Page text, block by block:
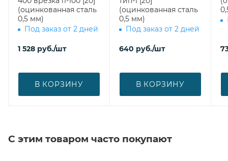
(оцинкованная сталь
0,5 мм)
Под заказ от 2 дней
1 528 руб./шт
В КОРЗИНУ
(оцинкованная сталь
0,5 мм)
Под заказ от 2 дней
640 руб./шт
В КОРЗИНУ
С этим товаром часто покупают